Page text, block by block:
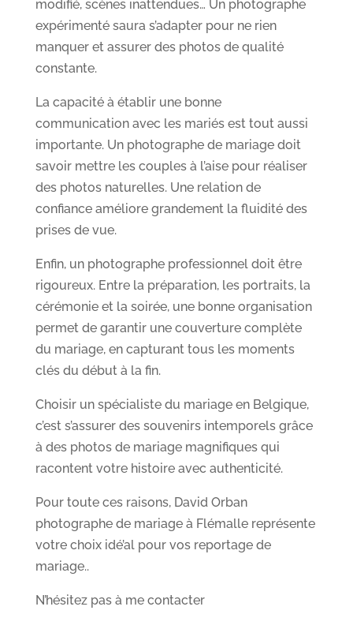
modifié, scènes inattendues… Un photographe
expérimenté saura s’adapter pour ne rien
manquer et assurer des photos de qualité
constante.
La capacité à établir une bonne
communication avec les mariés est tout aussi
importante. Un photographe de mariage doit
savoir mettre les couples à l’aise pour réaliser
des photos naturelles. Une relation de
confiance améliore grandement la fluidité des
prises de vue.
Enfin, un photographe professionnel doit être
rigoureux. Entre la préparation, les portraits, la
cérémonie et la soirée, une bonne organisation
permet de garantir une couverture complète
du mariage, en capturant tous les moments
clés du début à la fin.
Choisir un spécialiste du mariage en Belgique,
c’est s’assurer des souvenirs intemporels grâce
à des photos de mariage magnifiques qui
racontent votre histoire avec authenticité.
Pour toute ces raisons, David Orban
photographe de mariage à Flémalle représente
votre choix idé’al pour vos reportage de
mariage..
N’hésitez pas à me contacter